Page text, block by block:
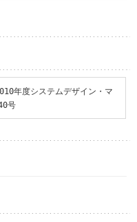
年度システムデザイン・マ
号